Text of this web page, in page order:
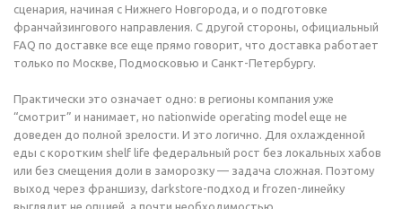
сценария, начиная с Нижнего Новгорода, и о подготовке
франчайзингового направления. С другой стороны, официальный
FAQ по доставке все еще прямо говорит, что доставка работает
только по Москве, Подмосковью и Санкт-Петербургу.
Практически это означает одно: в регионы компания уже
“смотрит” и нанимает, но nationwide operating model еще не
доведен до полной зрелости. И это логично. Для охлажденной
еды с коротким shelf life федеральный рост без локальных хабов
или без смещения доли в заморозку — задача сложная. Поэтому
выход через франшизу, darkstore-подход и frozen-линейку
выглядит не опцией, а почти необходимостью.